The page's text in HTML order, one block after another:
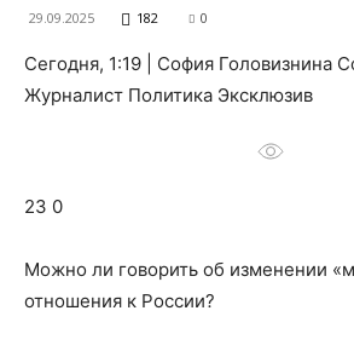
о
29.09.2025 182 0
Сегодня, 1:19 | София Головизнина
Журналист Политика Эксклюзив
23 0
Можно ли говорить об изменении
отношения к России?